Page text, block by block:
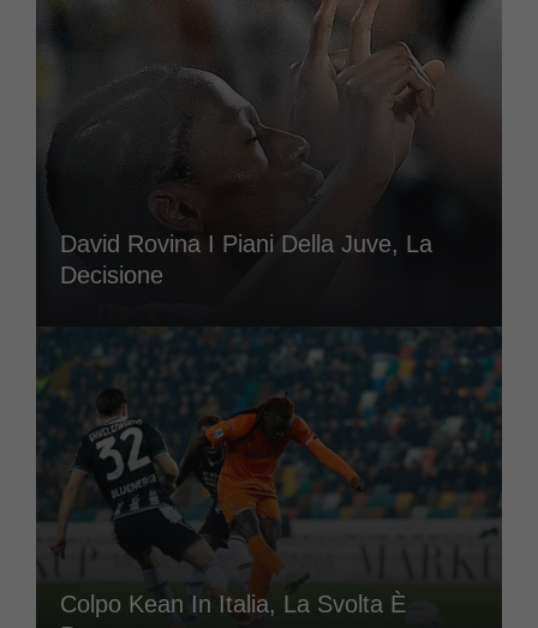
David Rovina I Piani Della Juve, La
Decisione
Colpo Kean In Italia, La Svolta È